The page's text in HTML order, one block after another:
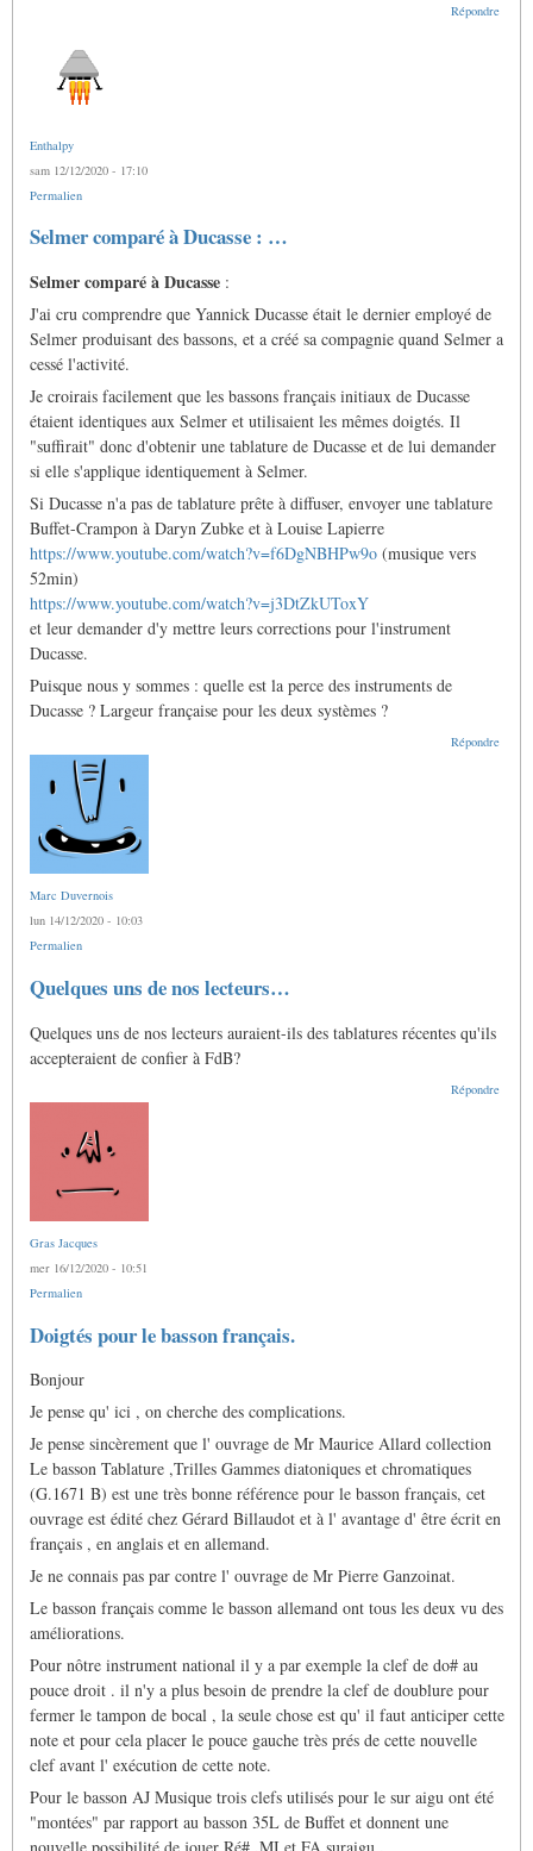
Répondre
Enthalpy
sam 12/12/2020 - 17:10
Permalien
Selmer comparé à Ducasse : …
Selmer comparé à Ducasse :
J'ai cru comprendre que Yannick Ducasse était le dernier employé de
Selmer produisant des bassons, et a créé sa compagnie quand Selmer a
cessé l'activité.
Je croirais facilement que les bassons français initiaux de Ducasse
étaient identiques aux Selmer et utilisaient les mêmes doigtés. Il
"suffirait" donc d'obtenir une tablature de Ducasse et de lui demander
si elle s'applique identiquement à Selmer.
Si Ducasse n'a pas de tablature prête à diffuser, envoyer une tablature
Buffet-Crampon à Daryn Zubke et à Louise Lapierre
https://www.youtube.com/watch?v=f6DgNBHPw9o (musique vers
52min)
https://www.youtube.com/watch?v=j3DtZkUToxY
et leur demander d'y mettre leurs corrections pour l'instrument
Ducasse.
Puisque nous y sommes : quelle est la perce des instruments de
Ducasse ? Largeur française pour les deux systèmes ?
Répondre
Marc Duvernois
lun 14/12/2020 - 10:03
Permalien
Quelques uns de nos lecteurs…
Quelques uns de nos lecteurs auraient-ils des tablatures récentes qu'ils
accepteraient de confier à FdB?
Répondre
Gras Jacques
mer 16/12/2020 - 10:51
Permalien
Doigtés pour le basson français.
Bonjour
Je pense qu' ici , on cherche des complications.
Je pense sincèrement que l' ouvrage de Mr Maurice Allard collection
Le basson Tablature ,Trilles Gammes diatoniques et chromatiques
(G.1671 B) est une très bonne référence pour le basson français, cet
ouvrage est édité chez Gérard Billaudot et à l' avantage d' être écrit en
français , en anglais et en allemand.
Je ne connais pas par contre l' ouvrage de Mr Pierre Ganzoinat.
Le basson français comme le basson allemand ont tous les deux vu des
améliorations.
Pour nôtre instrument national il y a par exemple la clef de do# au
pouce droit . il n'y a plus besoin de prendre la clef de doublure pour
fermer le tampon de bocal , la seule chose est qu' il faut anticiper cette
note et pour cela placer le pouce gauche très prés de cette nouvelle
clef avant l' exécution de cette note.
Pour le basson AJ Musique trois clefs utilisés pour le sur aigu ont été
"montées" par rapport au basson 35L de Buffet et donnent une